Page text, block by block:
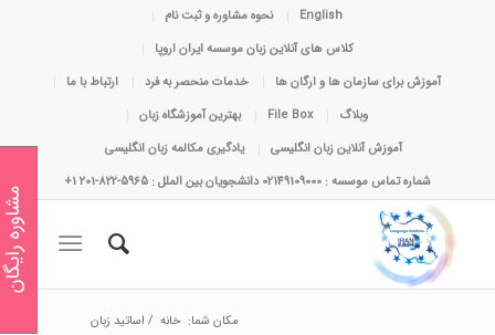
English
نحوه مشاوره و ثبت نام
کلاس های آنلاین زبان موسسه ایران اروپا
آموزش برای سازمان ها و ارگان ها
خدمات منحصر به فرد
ارتباط با ما
وبلاگ
File Box
بهترین آموزشگاه زبان
آموزش آنلاین زبان انگلیسی
یادگیری مکالمه زبان انگلیسی
شماره تماس موسسه : 02149109000 دانشجویان بین الملل : 5965-822-201 1+
مکان شما: خانه / اساتید زبان